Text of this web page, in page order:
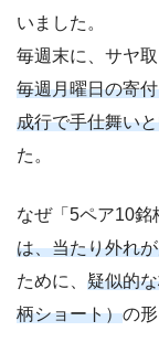
いました。
毎週末に、サヤ取
毎週月曜日の寄
成行で手仕舞い
た。
なぜ「5ペア10銘
は、当たり外れ
ために、 疑似的
柄ショート）の